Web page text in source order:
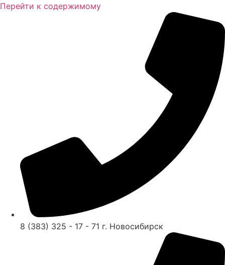
Перейти к содержимому
8 (383) 325 - 17 - 71 г. Новосибирск